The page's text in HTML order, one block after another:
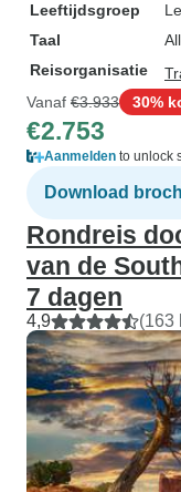
Leeftijdsgroep
Taal
Reisorganisatie
Vanaf €3.933 30%
€2.753
Aanmelden to unlock
Download
Rondreis
van de
7 dagen
4,9 (163